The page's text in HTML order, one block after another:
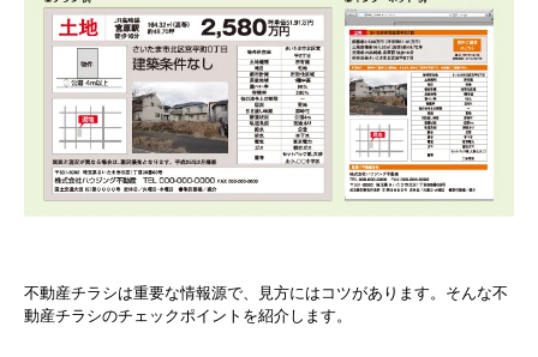
不動産チラシは重要な情報源で、見方にはコツがあります。そんな不
動産チラシのチェックポイントを紹介します。